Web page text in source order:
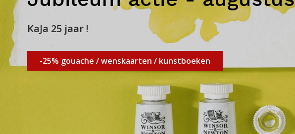
KaJa 25 jaar !
-25% gouache / wenskaarten / kunstboeken